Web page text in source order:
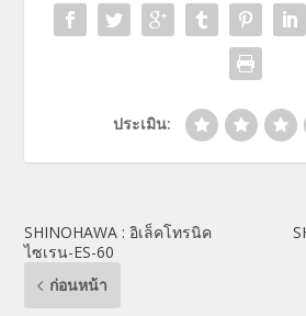
ประเมิน:
SHINOHAWA : อิเล็คโทรนิค
ไซเรน-ES-60
ก่อนหน้า